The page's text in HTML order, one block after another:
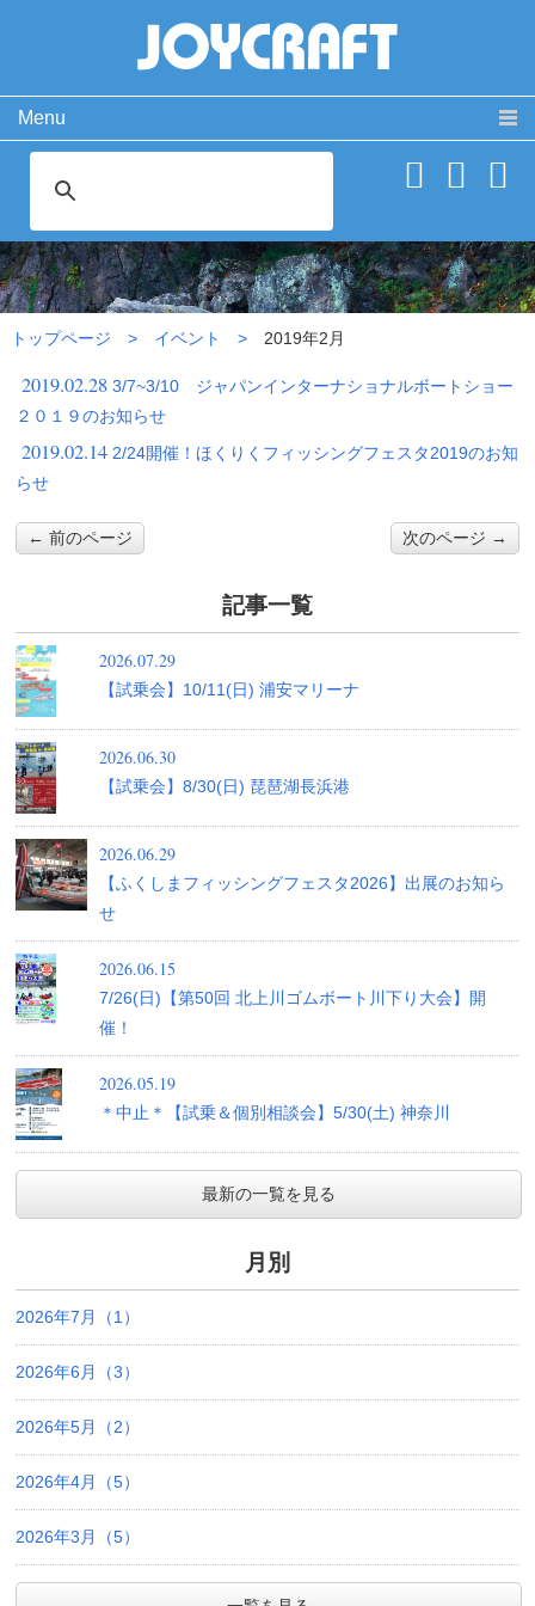
Menu
取扱説明書
MANUAL
SPECIAL MOVIE
よくある質問
FAQ
お問い合わせ
CONTACT
2019年2月
トップページ イベント 2019年2月
2019.02.28 3/7~3/10 ジャパンインターナショナルボートショー
２０１９のお知らせ
2019.02.14 2/24開催！ほくりくフィッシングフェスタ2019のお知
らせ
← 前のページ 次のページ →
記事一覧
2026.07.29
【試乗会】10/11(日) 浦安マリーナ
2026.06.30
【試乗会】8/30(日) 琵琶湖長浜港
2026.06.29
【ふくしまフィッシングフェスタ2026】出展のお知ら
せ
2026.06.15
7/26(日)【第50回 北上川ゴムボート川下り大会】開
催！
2026.05.19
＊中止＊【試乗＆個別相談会】5/30(土) 神奈川
最新の一覧を見る
月別
2026年7月（1）
2026年6月（3）
2026年5月（2）
2026年4月（5）
2026年3月（5）